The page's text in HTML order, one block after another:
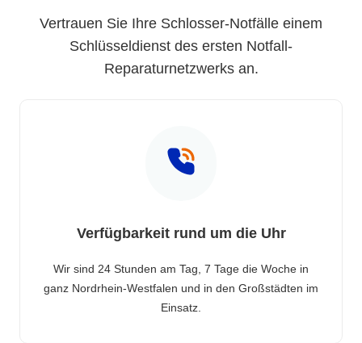
Vertrauen Sie Ihre Schlosser-Notfälle einem
Schlüsseldienst des ersten Notfall-
Reparaturnetzwerks an.
Verfügbarkeit rund um die Uhr
Wir sind 24 Stunden am Tag, 7 Tage die Woche in
ganz Nordrhein-Westfalen und in den Großstädten im
Einsatz.